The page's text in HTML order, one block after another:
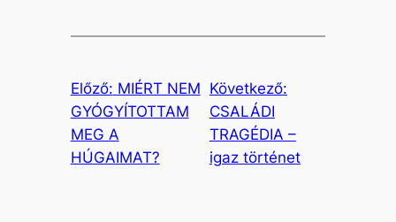
Előző: MIÉRT NEM
GYÓGYÍTOTTAM
MEG A
HÚGAIMAT?
Következő:
CSALÁDI
TRAGÉDIA –
igaz történet